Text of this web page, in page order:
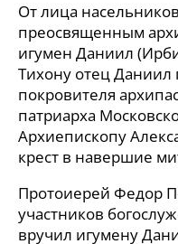
От лица
преосвященным
игумен Даниил
Тихону отец Даниил
покровителя
патриарха
Архиепископу
крест в навершие
Протоиерей Федор
участников
вручил игумену